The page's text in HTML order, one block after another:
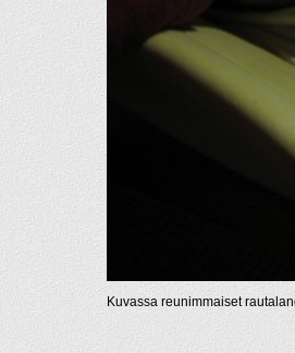
Kuvassa reunimmaiset